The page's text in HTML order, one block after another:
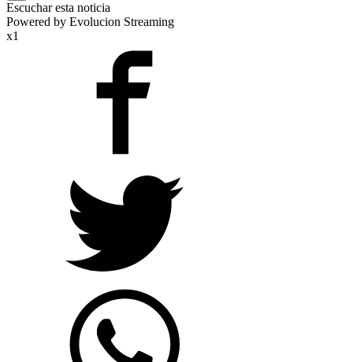
Escuchar esta noticia
Powered by Evolucion Streaming
x1